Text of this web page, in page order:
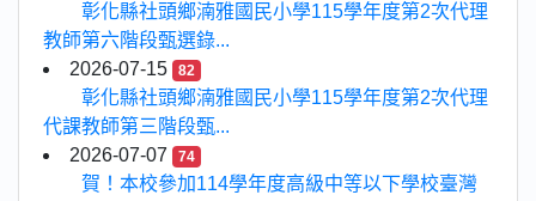
彰化縣社頭鄉湳雅國民小學115學年度第2次代理
教師第六階段甄選錄...
2026-07-15
82
彰化縣社頭鄉湳雅國民小學115學年度第2次代理
代課教師第三階段甄...
2026-07-07
74
賀！本校參加114學年度高級中等以下學校臺灣